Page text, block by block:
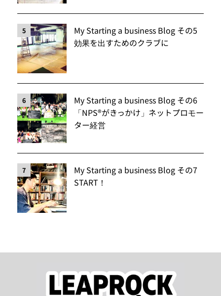
5
My Starting a business Blog その5
効果を出すためのクラブに
6
My Starting a business Blog その6
「NPS®️がきっかけ」ネットプロモー
ター経営
7
My Starting a business Blog その7
START！